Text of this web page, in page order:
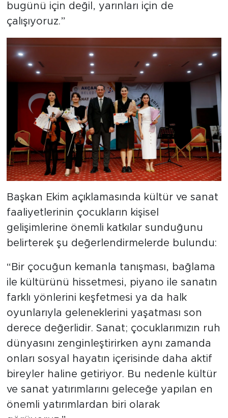
bugünü için değil, yarınları için de
çalışıyoruz.”
Başkan Ekim açıklamasında kültür ve sanat
faaliyetlerinin çocukların kişisel
gelişimlerine önemli katkılar sunduğunu
belirterek şu değerlendirmelerde bulundu:
“Bir çocuğun kemanla tanışması, bağlama
ile kültürünü hissetmesi, piyano ile sanatın
farklı yönlerini keşfetmesi ya da halk
oyunlarıyla geleneklerini yaşatması son
derece değerlidir. Sanat; çocuklarımızın ruh
dünyasını zenginleştirirken aynı zamanda
onları sosyal hayatın içerisinde daha aktif
bireyler haline getiriyor. Bu nedenle kültür
ve sanat yatırımlarını geleceğe yapılan en
önemli yatırımlardan biri olarak